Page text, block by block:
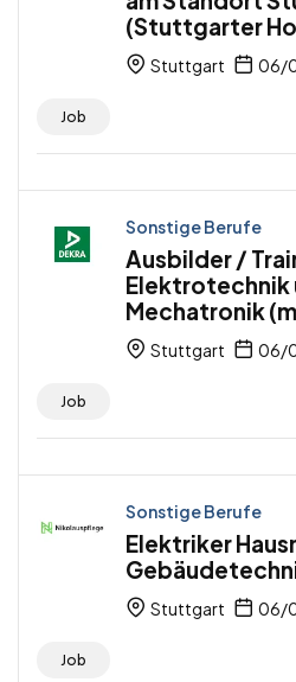
(Stuttgarter
Stuttgart 06/
Job
Sonstige Berufe
Ausbilder /
Elektrotechnik
Mechatronik
Stuttgart 06/
Job
Sonstige Berufe
Elektriker
Stuttgart 06/
Job